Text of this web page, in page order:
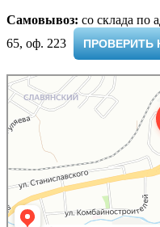
Самовывоз: cо склада по
65, оф. 223 ​
ПРОВЕРИТЬ